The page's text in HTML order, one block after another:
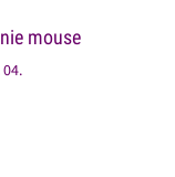
mouse